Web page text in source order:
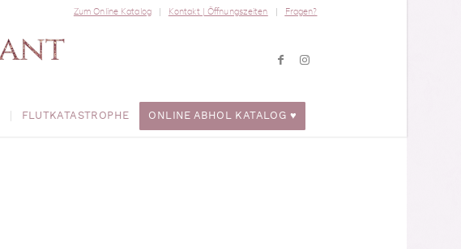
Zum Online Katalog Kontakt | Öffnungszeiten Fragen?
FLUTKATASTROPHE ONLINE ABHOL KATALOG ♥